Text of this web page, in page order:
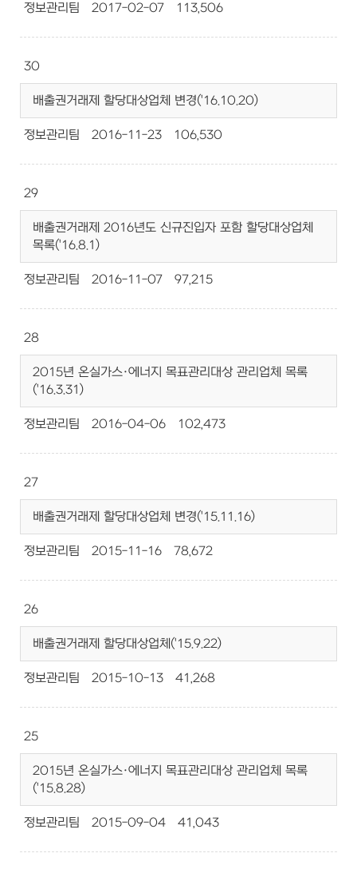
정보관리팀 2017-02-07 113,506
30
배출권거래제 할당대상업체 변경('16.10.20)
정보관리팀 2016-11-23 106,530
29
배출권거래제 2016년도 신규진입자 포함 할당대상업체
목록('16.8.1)
정보관리팀 2016-11-07 97,215
28
2015년 온실가스·에너지 목표관리대상 관리업체 목록
('16.3.31)
정보관리팀 2016-04-06 102,473
27
배출권거래제 할당대상업체 변경('15.11.16)
정보관리팀 2015-11-16 78,672
26
배출권거래제 할당대상업체('15.9.22)
정보관리팀 2015-10-13 41,268
25
2015년 온실가스·에너지 목표관리대상 관리업체 목록
('15.8.28)
정보관리팀 2015-09-04 41,043